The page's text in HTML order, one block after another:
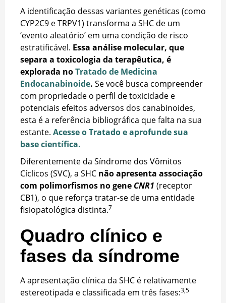
A identificação dessas variantes genéticas (como
CYP2C9 e TRPV1) transforma a SHC de um
‘evento aleatório’ em uma condição de risco
estratificável. Essa análise molecular, que
separa a toxicologia da terapêutica, é
explorada noTratado de Medicina
Endocanabinoide. Se você busca compreender
com propriedade o perfil de toxicidade e
potenciais efeitos adversos dos canabinoides,
esta é a referência bibliográfica que falta na sua
estante. Acesse o Tratado e aprofunde sua
base científica.
Diferentemente da Síndrome dos Vômitos
Cíclicos (SVC), a SHC não apresenta associação
com polimorfismos no gene CNR1 (receptor
CB1), o que reforça tratar-se de uma entidade
fisiopatológica distinta.7
Quadro clínico e
fases da síndrome
A apresentação clínica da SHC é relativamente
estereotipada e classificada em três fases:3,5